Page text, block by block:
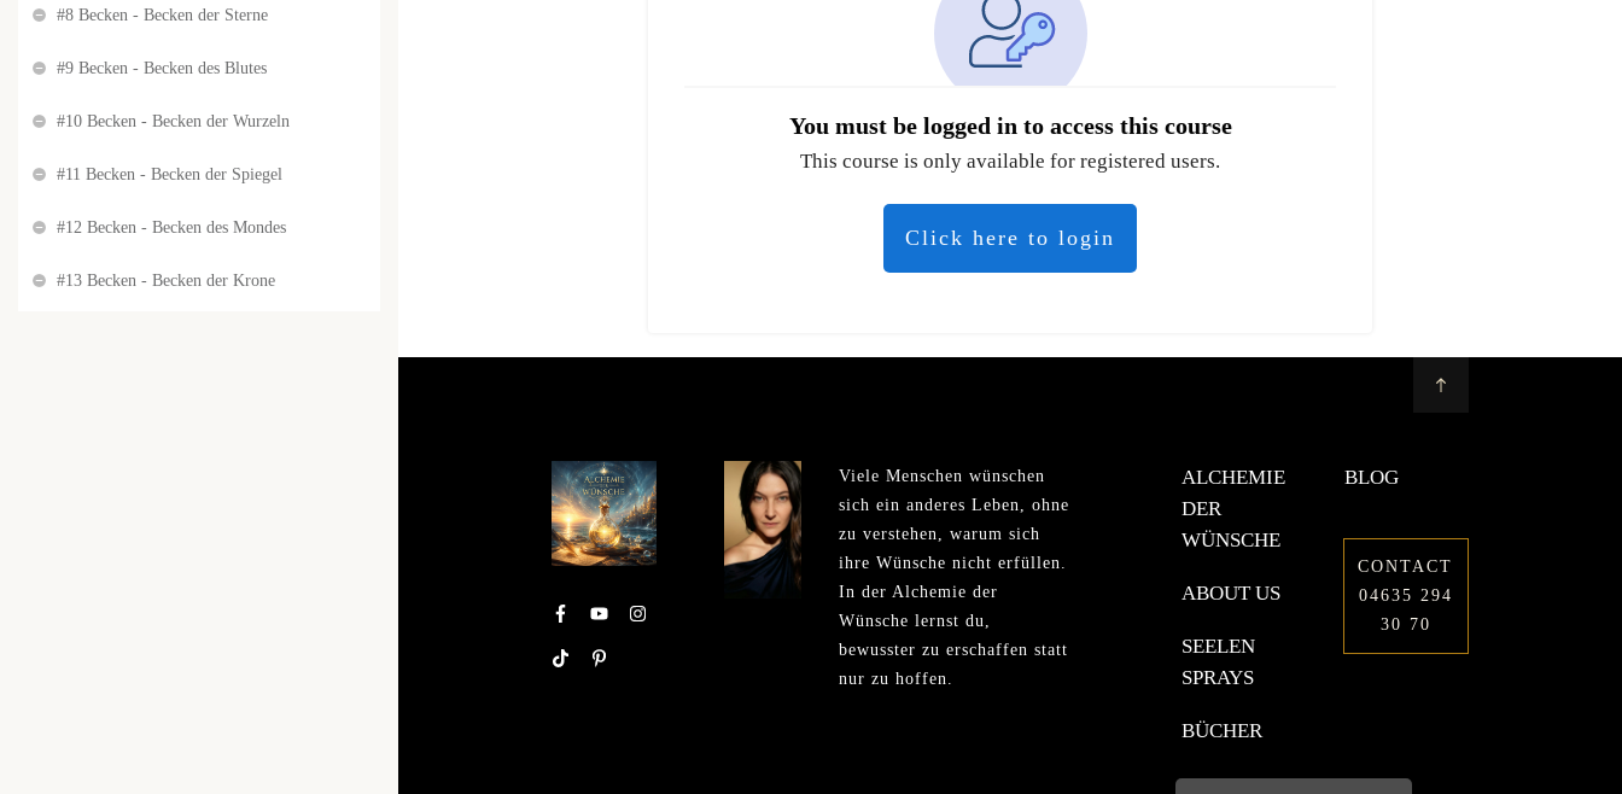
You must be logged in to access this course
This course is only available for registered users.
Click here to login
Viele Menschen wünschen
sich ein anderes Leben, ohne
zu verstehen, warum sich
ihre Wünsche nicht erfüllen.
In der Alchemie der
Wünsche lernst du,
bewusster zu erschaffen statt
nur zu hoffen.
ALCHEMIE
DER
WÜNSCHE
ABOUT US
SEELEN
SPRAYS
BÜCHER
BLOG
CONTACT
04635 294
30 70
#8 Becken - Becken der Sterne
#9 Becken - Becken des Blutes
#10 Becken - Becken der Wurzeln
#11 Becken - Becken der Spiegel
#12 Becken - Becken des Mondes
#13 Becken - Becken der Krone